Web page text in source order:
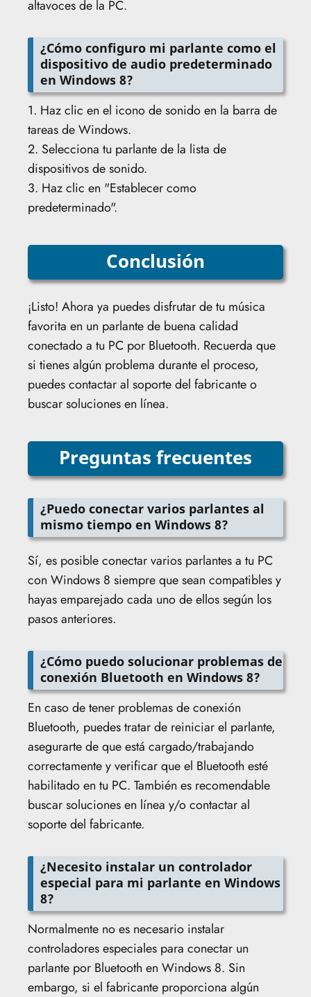
altavoces de la PC.
¿Cómo configuro mi parlante como el
dispositivo de audio predeterminado
en Windows 8?
1. Haz clic en el icono de sonido en la barra de
tareas de Windows.
2. Selecciona tu parlante de la lista de
dispositivos de sonido.
3. Haz clic en "Establecer como
predeterminado".
Conclusión
¡Listo! Ahora ya puedes disfrutar de tu música
favorita en un parlante de buena calidad
conectado a tu PC por Bluetooth. Recuerda que
si tienes algún problema durante el proceso,
puedes contactar al soporte del fabricante o
buscar soluciones en línea.
Preguntas frecuentes
¿Puedo conectar varios parlantes al
mismo tiempo en Windows 8?
Sí, es posible conectar varios parlantes a tu PC
con Windows 8 siempre que sean compatibles y
hayas emparejado cada uno de ellos según los
pasos anteriores.
¿Cómo puedo solucionar problemas de
conexión Bluetooth en Windows 8?
En caso de tener problemas de conexión
Bluetooth, puedes tratar de reiniciar el parlante,
asegurarte de que está cargado/trabajando
correctamente y verificar que el Bluetooth esté
habilitado en tu PC. También es recomendable
buscar soluciones en línea y/o contactar al
soporte del fabricante.
¿Necesito instalar un controlador
especial para mi parlante en Windows
8?
Normalmente no es necesario instalar
controladores especiales para conectar un
parlante por Bluetooth en Windows 8. Sin
embargo, si el fabricante proporciona algún